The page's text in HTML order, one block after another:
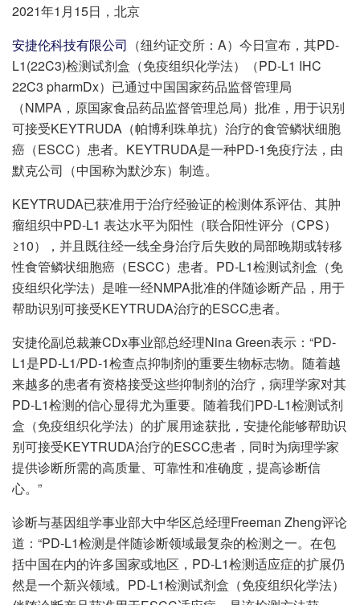
2021年1月15日，北京
安捷伦科技有限公司 （纽约证交所：A）今日宣布，其PD-
L1(22C3)检测试剂盒（免疫组织化学法）（PD-L1 IHC
22C3 pharmDx）已通过中国国家药品监督管理局
（NMPA，原国家食品药品监督管理总局）批准，用于识别
可接受KEYTRUDA（帕博利珠单抗）治疗的食管鳞状细胞
癌（ESCC）患者。KEYTRUDA是一种PD-1免疫疗法，由
默克公司（中国称为默沙东）制造。
KEYTRUDA已获准用于治疗经验证的检测体系评估、其肿
瘤组织中PD-L1 表达水平为阳性（联合阳性评分（CPS）
≥10），并且既往经一线全身治疗后失败的局部晚期或转移
性食管鳞状细胞癌（ESCC）患者。PD-L1检测试剂盒（免
疫组织化学法）是唯一经NMPA批准的伴随诊断产品，用于
帮助识别可接受KEYTRUDA治疗的ESCC患者。
安捷伦副总裁兼CDx事业部总经理Nina Green表示：“PD-
L1是PD-L1/PD-1检查点抑制剂的重要生物标志物。随着越
来越多的患者有资格接受这些抑制剂的治疗，病理学家对其
PD-L1检测的信心显得尤为重要。随着我们PD-L1检测试剂
盒（免疫组织化学法）的扩展用途获批，安捷伦能够帮助识
别可接受KEYTRUDA治疗的ESCC患者，同时为病理学家
提供诊断所需的高质量、可靠性和准确度，提高诊断信
心。”
诊断与基因组学事业部大中华区总经理Freeman Zheng评论
道：“PD-L1检测是伴随诊断领域最复杂的检测之一。在包
括中国在内的许多国家或地区，PD-L1检测适应症的扩展仍
然是一个新兴领域。PD-L1检测试剂盒（免疫组织化学法）